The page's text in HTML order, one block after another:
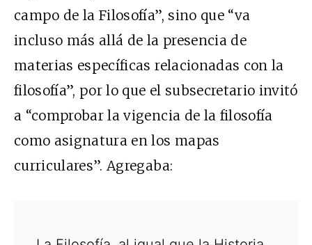
campo de la Filosofía”, sino que “va
incluso más allá de la presencia de
materias específicas relacionadas con la
filosofía”, por lo que el subsecretario invitó
a “comprobar la vigencia de la filosofía
como asignatura en los mapas
curriculares”. Agregaba: